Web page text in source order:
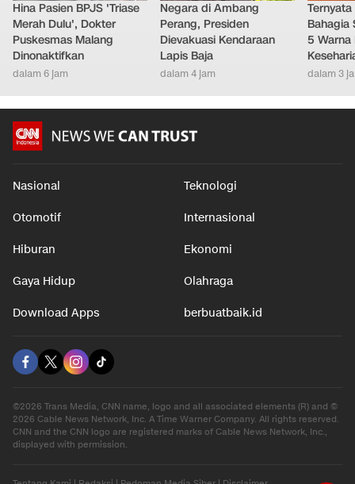
Hina Pasien BPJS 'Triase
Merah Dulu', Dokter
Puskesmas Malang
Dinonaktifkan
dalam 6 jam
Negara di Ambang
Perang, Presiden
Dievakuasi Kendaraan
Lapis Baja
dalam 4 jam
Bahagia
5
dalam 3
Nasional Teknologi
Otomotif Internasional
Hiburan Ekonomi
Gaya Hidup Olahraga
Download Apps berbuatbaik.id
©2026 Trans Media, CNN name, logo and all associated elements (R) and ©
2026 Cable News Network, Inc. A Time Warner Company. All rights reserved.
CNN and the CNN logo are registered marks of Cable News Network, Inc.,
displayed with permission.